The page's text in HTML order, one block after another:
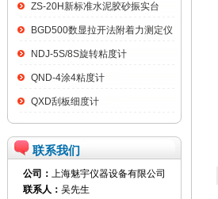
ZS-20H新标准水泥胶砂振实台
BGD500数显拉开法附着力测定仪
NDJ-5S/8S旋转粘度计
QND-4涂4粘度计
QXD刮板细度计
联系我们
公司： 上海魅宇仪器设备有限公司
联系人： 吴先生